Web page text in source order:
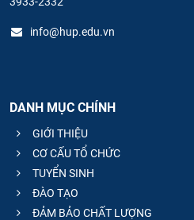
info@hup.edu.vn
DANH MỤC CHÍNH
GIỚI THIỆU
CƠ CẤU TỔ CHỨC
TUYỂN SINH
ĐÀO TẠO
ĐẢM BẢO CHẤT LƯỢNG